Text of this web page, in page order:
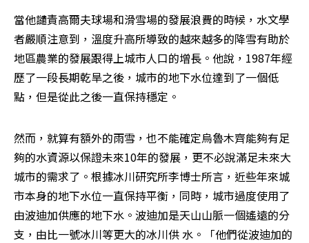
當他譴責高爾夫球場和滑雪場的發展浪費的時候，水文學
者嚴順注意到，溫度升高所導致的越來越多的降雪有助於
地區農業的發展跟得上城市人口的增長。他說，1987年經
歷了一段長期乾旱之後，城市的地下水位達到了一個低
點，但是從此之後一直保持穩定。
然而，就算有額外的雨雪，也不能確定烏魯木齊能夠有足
夠的水資源以保證未來10年的發展，更不必說滿足未來大
城市的需求了。根據冰川研究所李博士所言，近些年來城
市本身的地下水位一直保持平衡，同時，城市過度使用了
由波迪加供應的地下水。波迪加是天山山脈一個遙遠的分
支，由比一號冰川等更大的冰川供 水。「他們從波迪加的